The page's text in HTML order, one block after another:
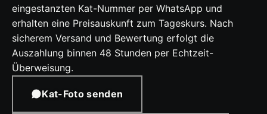
eingestanzten Kat-Nummer per WhatsApp und
erhalten eine Preisauskunft zum Tageskurs. Nach
sicherem Versand und Bewertung erfolgt die
Auszahlung binnen 48 Stunden per Echtzeit-
Überweisung.
Kat-Foto senden